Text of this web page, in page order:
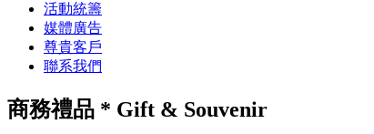
活動統籌
媒體廣告
尊貴客戶
聯系我們
商務禮品 * Gift & Souvenir